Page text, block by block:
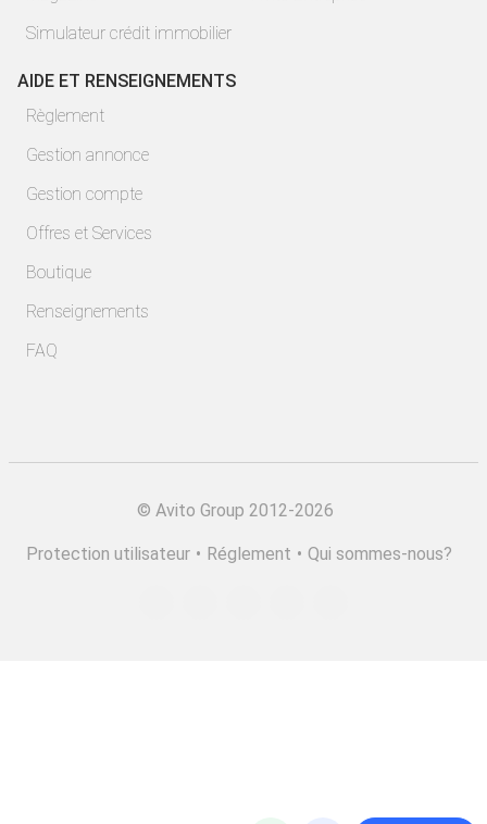
Simulateur crédit immobilier
AIDE ET RENSEIGNEMENTS
Règlement
Gestion annonce
Gestion compte
Offres et Services
Boutique
Renseignements
FAQ
© Avito Group 2012-2026
Protection utilisateur • Réglement • Qui sommes-nous?